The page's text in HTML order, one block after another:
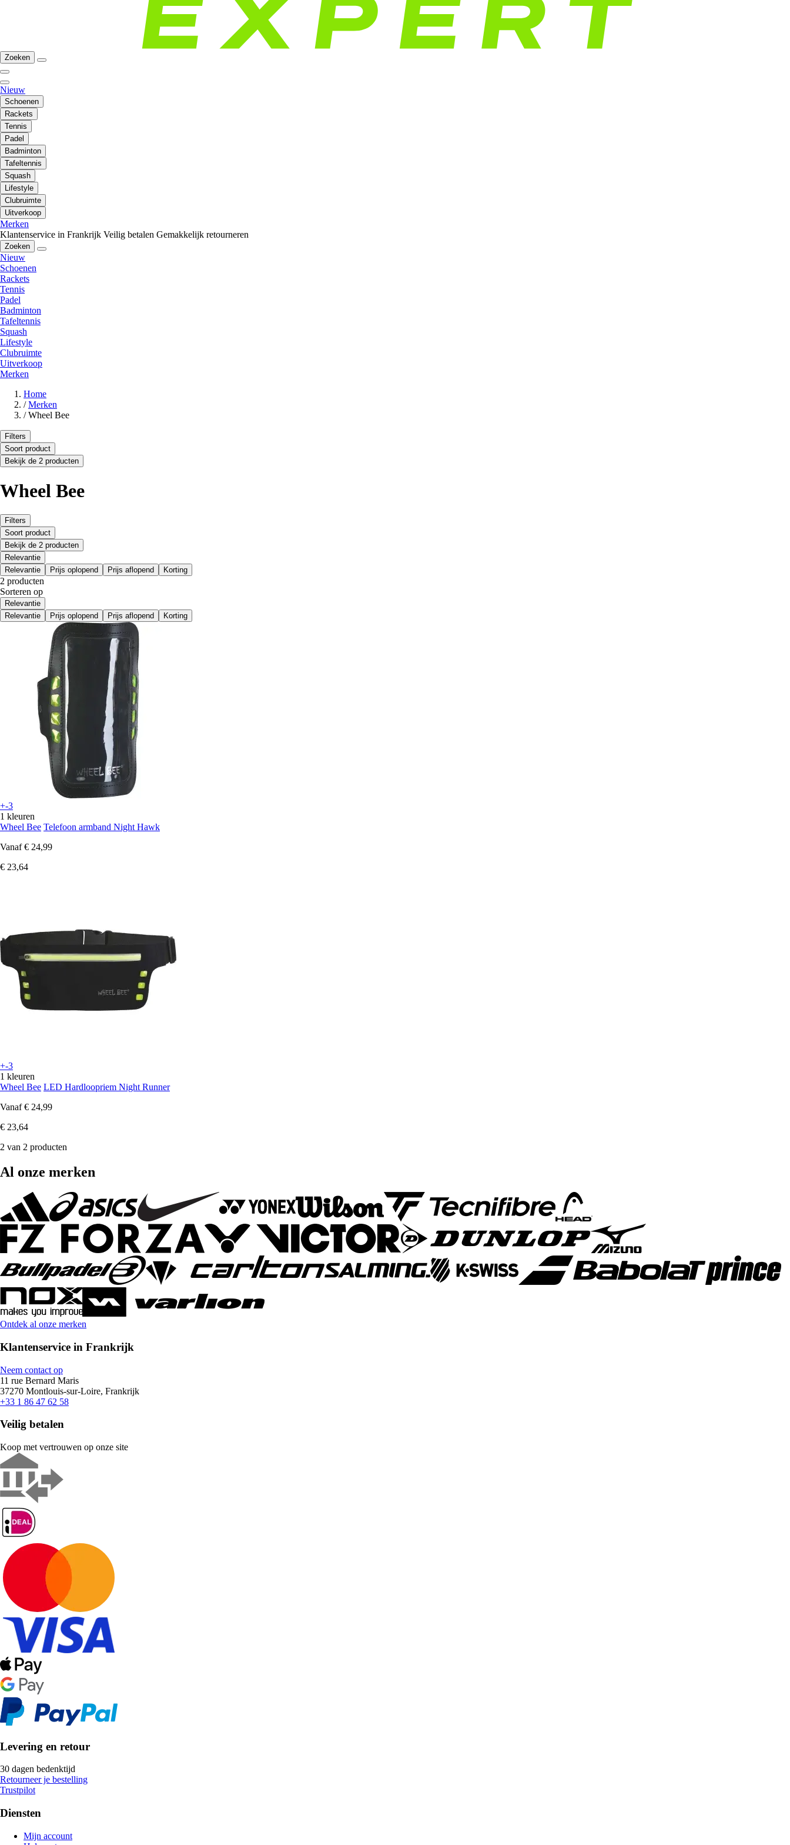
Zoeken
Nieuw
Schoenen
Rackets
Tennis
Padel
Badminton
Tafeltennis
Squash
Lifestyle
Clubruimte
Uitverkoop
Merken
Klantenservice in Frankrijk Veilig betalen Gemakkelijk retourneren
Zoeken
Nieuw
Schoenen
Rackets
Tennis
Padel
Badminton
Tafeltennis
Squash
Lifestyle
Clubruimte
Uitverkoop
Merken
Home
/ Merken
/ Wheel Bee
Filters
Soort product
Bekijk de 2 producten
Wheel Bee
Filters
Soort product
Bekijk de 2 producten
Relevantie
Relevantie
Prijs oplopend Prijs aflopend Korting
2 producten
Sorteren op
Relevantie
Relevantie
Prijs oplopend Prijs aflopend Korting
+-3
1 kleuren
Wheel Bee Telefoon armband Night Hawk
Vanaf € 24,99
€ 23,64
+-3
1 kleuren
Wheel Bee LED Hardloopriem Night Runner
Vanaf € 24,99
€ 23,64
2 van 2 producten
Al onze merken
Ontdek al onze merken
Klantenservice in Frankrijk
Neem contact op
11 rue Bernard Maris
37270 Montlouis-sur-Loire, Frankrijk
+33 1 86 47 62 58
Veilig betalen
Koop met vertrouwen op onze site
Levering en retour
30 dagen bedenktijd
Retourneer je bestelling
Trustpilot
Diensten
Mijn account